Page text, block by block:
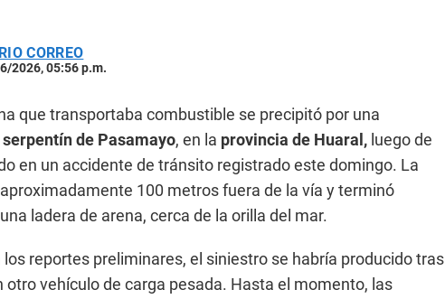
CORREO
2026, 05:56 p.m.
que transportaba combustible se precipitó por una
serpentín de Pasamayo, en la provincia de Huaral, luego de
en un accidente de tránsito registrado este domingo. La
100 metros fuera de la vía y terminó
ladera de arena, cerca de la orilla del mar.
los reportes preliminares, el siniestro se habría producido tras
otro vehículo de carga pesada. Hasta el momento, las